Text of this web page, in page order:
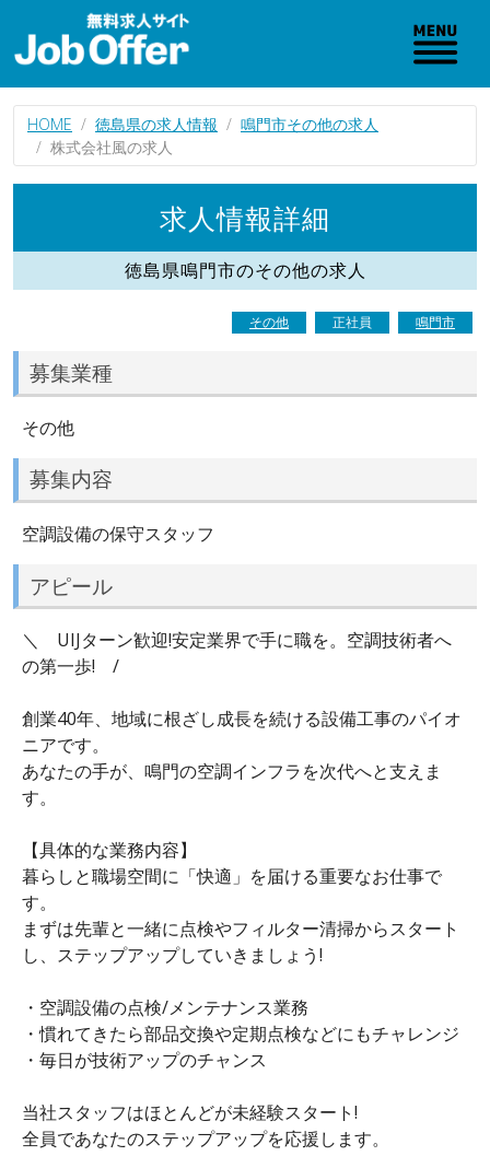
HOME 徳島県の求人情報
鳴門市その他の求人
株式会社風の求人
求人情報詳細
徳島県鳴門市のその他の求人
その他 正社員 鳴門市
募集業種
その他
募集内容
空調設備の保守スタッフ
アピール
＼ UIJターン歓迎!安定業界で手に職を。空調技術者へ
の第一歩! /
創業40年、地域に根ざし成長を続ける設備工事のパイオ
ニアです。
あなたの手が、鳴門の空調インフラを次代へと支えま
す。
【具体的な業務内容】
暮らしと職場空間に「快適」を届ける重要なお仕事で
す。
まずは先輩と一緒に点検やフィルター清掃からスタート
し、ステップアップしていきましょう!
・空調設備の点検/メンテナンス業務
・慣れてきたら部品交換や定期点検などにもチャレンジ
・毎日が技術アップのチャンス
当社スタッフはほとんどが未経験スタート!
全員であなたのステップアップを応援します。